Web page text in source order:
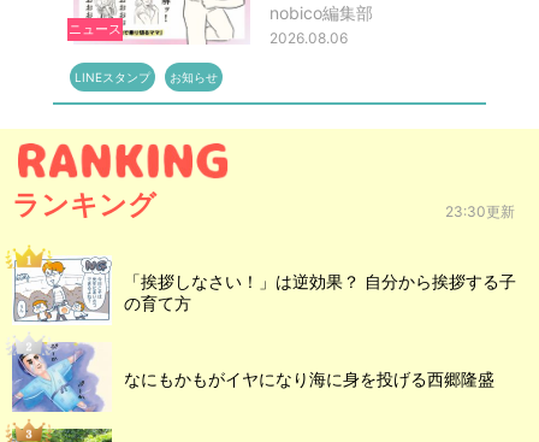
ニュース
nobico編集部
2026.08.06
LINEスタンプ お知らせ
ランキング 23:30更新
「挨拶しなさい！」は逆効果？ 自分から挨拶する子
の育て方
なにもかもがイヤになり海に身を投げる西郷隆盛